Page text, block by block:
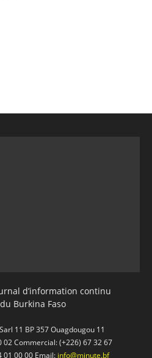
d’information continu
Burkina Faso
11 BP 357 Ouagdougou 11
02 Commercial: (+226) 67 32 67
01 00 00 Email: info@minute.bf